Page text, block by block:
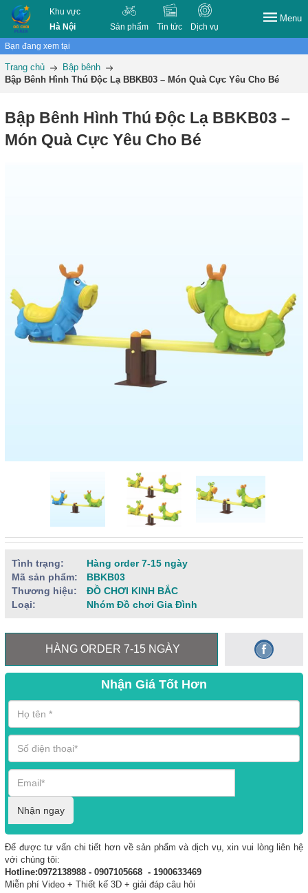
Khu vực
Hà Nội
Sản phẩm Tin tức Dịch vụ
Menu
Bạn đang xem tại
Trang chủ
Bập bênh
Bập Bênh Hình Thú Độc Lạ BBKB03 – Món Quà Cực Yêu Cho Bé
Bập Bênh Hình Thú Độc Lạ BBKB03 –
Món Quà Cực Yêu Cho Bé
Tình trạng:
Hàng order 7-15 ngày
Mã sản phẩm:
BBKB03
Thương hiệu:
ĐỒ CHƠI KINH BẮC
Loại:
Nhóm Đồ chơi Gia Đình
HÀNG ORDER 7-15 NGÀY
Nhận Giá Tốt Hơn
Nhận ngay
Để được tư vấn chi tiết hơn về sản phẩm và dịch vụ, xin vui lòng liên hệ
với chúng tôi:
Hotline:0972138988 - 0907105668 - 1900633469
Miễn phí Video + Thiết kế 3D + giải đáp câu hỏi